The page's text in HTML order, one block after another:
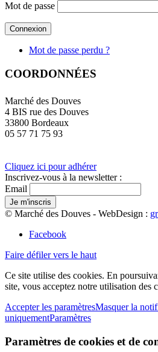
Mot de passe
Mot de passe perdu ?
COORDONNÉES
Marché des Douves
4 BIS rue des Douves
33800 Bordeaux
05 57 71 75 93
Cliquez ici pour adhérer
Inscrivez-vous à la newsletter :
Email
© Marché des Douves - WebDesign :
Facebook
Faire défiler vers le haut
Ce site utilise des cookies. En
site, vous acceptez notre utilisation des
Accepter les paramètresMasquer la
uniquementParamètres
Paramètres de cookies et de